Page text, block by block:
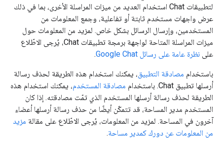
لتطبيقات Chat استخدام العديد من ميزات المراسلة الأخرى، بما في ذلك
عرض واجهات مستخدم ثابتة أو تفاعلية، وجمع المعلومات من
المستخدمين، وإرسال الرسائل بشكل خاص. لمزيد من المعلومات حول
ميزات المراسلة المتاحة لواجهة برمجة تطبيقات Chat، يُرجى الاطّلاع
على نظرة عامة على رسائل Google Chat .
باستخدام مصادقة التطبيق، يمكنك استخدام هذه الطريقة لحذف رسالة
أرسلها تطبيق Chat. باستخدام
مصادقة المستخدم، يمكنك استخدام هذه
الطريقة لحذف رسالة أرسلها المستخدم الذي تمّت مصادقته. إذا كان
المستخدم مدير المساحة، قد تتمكّن أيضًا من حذف رسالة أرسلها أعضاء
آخرون في المساحة. لمزيد من المعلومات، يُرجى الاطّلاع على مقالة مزيد
من المعلومات عن دورك كمدير مساحة.